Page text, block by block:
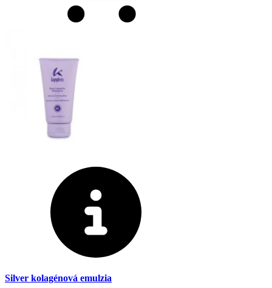
Silver kolagénová emulzia